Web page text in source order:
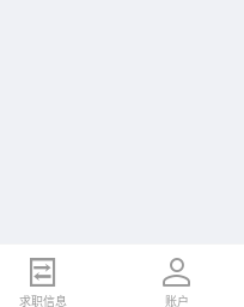
求职信息 账户